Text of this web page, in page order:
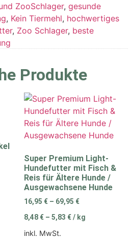
ZooSchlager, gesunde
, Kein Tiermehl, hochwertiges
, Zoo Schlager, beste
Produkte
Super Premium Light-
Hundefutter mit Fisch &
Reis für Ältere Hunde /
Ausgewachsene Hunde
16,95 € – 69,95 €
8,48 € – 5,83 €/ kg
inkl. MwSt.